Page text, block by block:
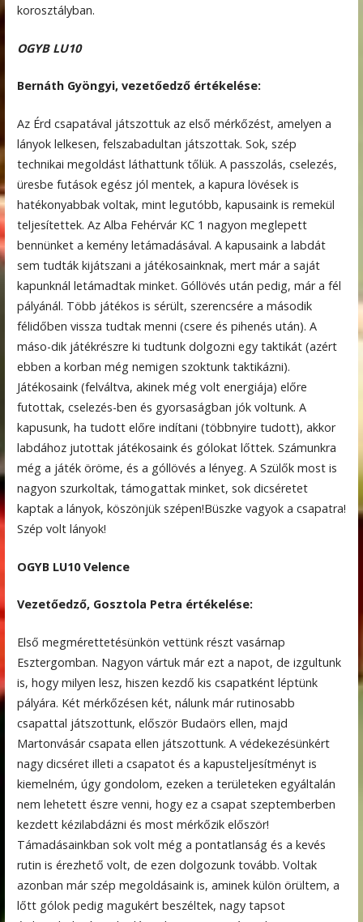
korosztályban.
OGYB LU10
Bernáth Gyöngyi, vezetőedző értékelése:
Az Érd csapatával játszottuk az első mérkőzést, amelyen a
lányok lelkesen, felszabadultan játszottak. Sok, szép
technikai megoldást láthattunk tőlük. A passzolás, cselezés,
üresbe futások egész jól mentek, a kapura lövések is
hatékonyabbak voltak, mint legutóbb, kapusaink is remekül
teljesítettek. Az Alba Fehérvár KC 1 nagyon meglepett
bennünket a kemény letámadásával. A kapusaink a labdát
sem tudták kijátszani a játékosainknak, mert már a saját
kapunknál letámadtak minket. Góllövés után pedig, már a fél
pályánál. Több játékos is sérült, szerencsére a második
félidőben vissza tudtak menni (csere és pihenés után). A
máso-dik játékrészre ki tudtunk dolgozni egy taktikát (azért
ebben a korban még nemigen szoktunk taktikázni).
Játékosaink (felváltva, akinek még volt energiája) előre
futottak, cselezés-ben és gyorsaságban jók voltunk. A
kapusunk, ha tudott előre indítani (többnyire tudott), akkor
labdához jutottak játékosaink és gólokat lőttek. Számunkra
még a játék öröme, és a góllövés a lényeg. A Szülők most is
nagyon szurkoltak, támogattak minket, sok dicséretet
kaptak a lányok, köszönjük szépen!Büszke vagyok a csapatra!
Szép volt lányok!
OGYB LU10 Velence
Vezetőedző, Gosztola Petra értékelése:
Első megmérettetésünkön vettünk részt vasárnap
Esztergomban. Nagyon vártuk már ezt a napot, de izgultunk
is, hogy milyen lesz, hiszen kezdő kis csapatként léptünk
pályára. Két mérkőzésen két, nálunk már rutinosabb
csapattal játszottunk, először Budaörs ellen, majd
Martonvásár csapata ellen játszottunk. A védekezésünkért
nagy dicséret illeti a csapatot és a kapusteljesítményt is
kiemelném, úgy gondolom, ezeken a területeken egyáltalán
nem lehetett észre venni, hogy ez a csapat szeptemberben
kezdett kézilabdázni és most mérkőzik először!
Támadásainkban sok volt még a pontatlanság és a kevés
rutin is érezhető volt, de ezen dolgozunk tovább. Voltak
azonban már szép megoldásaink is, aminek külön örültem, a
lőtt gólok pedig magukért beszéltek, nagy tapsot